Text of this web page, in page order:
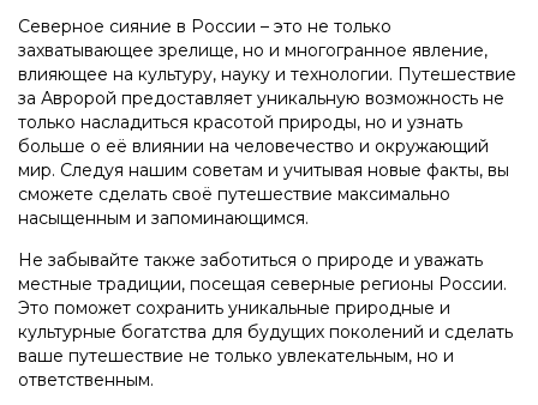
Северное сияние в России – это не только
захватывающее зрелище, но и многогранное явление,
влияющее на культуру, науку и технологии. Путешествие
за Авророй предоставляет уникальную возможность не
только насладиться красотой природы, но и узнать
больше о её влиянии на человечество и окружающий
мир. Следуя нашим советам и учитывая новые факты, вы
сможете сделать своё путешествие максимально
насыщенным и запоминающимся.
Не забывайте также заботиться о природе и уважать
местные традиции, посещая северные регионы России.
Это поможет сохранить уникальные природные и
культурные богатства для будущих поколений и сделать
ваше путешествие не только увлекательным, но и
ответственным.